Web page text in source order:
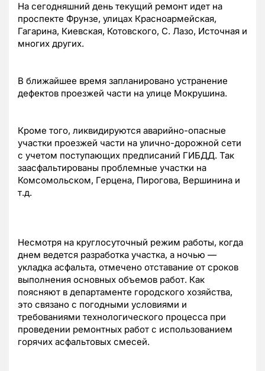
На сегодняшний день текущий ремонт идет на
проспекте Фрунзе, улицах Красноармейская,
Гагарина, Киевская, Котовского, С. Лазо, Источная и
многих других.
В ближайшее время запланировано устранение
дефектов проезжей части на улице Мокрушина.
Кроме того, ликвидируются аварийно-опасные
участки проезжей части на улично-дорожной сети
с учетом поступающих предписаний ГИБДД. Так
заасфальтированы проблемные участки на
Комсомольском, Герцена, Пирогова, Вершинина и
т.д.
Несмотря на круглосуточный режим работы, когда
днем ведется разработка участка, а ночью —
укладка асфальта, отмечено отставание от сроков
выполнения основных объемов работ. Как
поясняют в департаменте городского хозяйства,
это связано с погодными условиями и
требованиями технологического процесса при
проведении ремонтных работ с использованием
горячих асфальтовых смесей.